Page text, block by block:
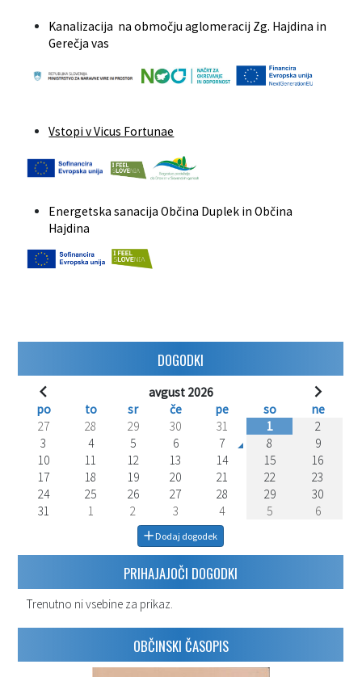
Kanalizacija na območju aglomeracij Zg. Hajdina in
Gerečja vas
Vstopi v Vicus Fortunae
Energetska sanacija Občina Duplek in Občina
Hajdina
DOGODKI
avgust 2026
po
to sr če pe so
ne
27
28 29 30 31 1
2
3
4 5 6 7 8
9
10
11 12 13 14 15
16
17
18 19 20 21 22
23
24
25 26 27 28 29
30
31
1 2 3 4 5 6
Dodaj dogodek
PRIHAJAJOČI DOGODKI
Trenutno ni vsebine za prikaz.
OBČINSKI ČASOPIS